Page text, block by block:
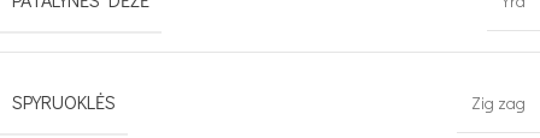
SPYRUOKLĖS Zig zag